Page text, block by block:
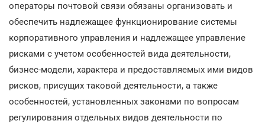
операторы почтовой связи обязаны организовать и
обеспечить надлежащее функционирование системы
корпоративного управления и надлежащее управление
рисками с учетом особенностей вида деятельности,
бизнес-модели, характера и предоставляемых ими видов
рисков, присущих таковой деятельности, а также
особенностей, установленных законами по вопросам
регулирования отдельных видов деятельности по